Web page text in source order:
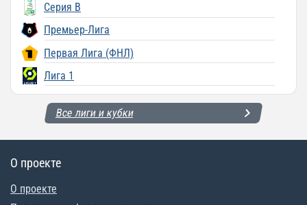
Серия B
Премьер-Лига
Первая Лига (ФНЛ)
Лига 1
Все лиги и кубки
О проекте
О проекте